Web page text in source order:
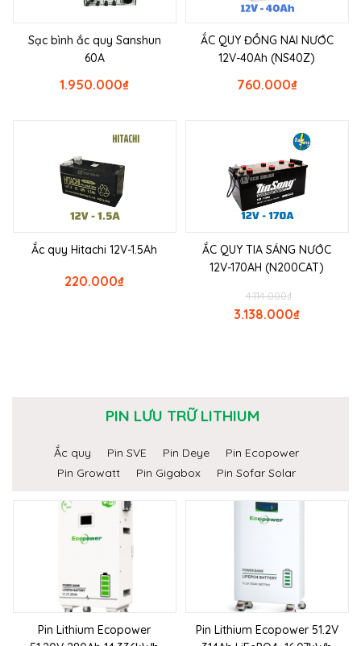
Sạc bình ắc quy Sanshun
60A
₫
1.950.000
ẮC QUY ĐỒNG NAI NƯỚC
12V-40Ah (NS40Z)
₫
760.000
Ắc quy Hitachi 12V-1.5Ah
₫
220.000
ẮC QUY TIA SÁNG NƯỚC
12V-170AH (N200CAT)
₫
4.114.000
₫
3.138.000
PIN LƯU TRỮ LITHIUM
Ắc quy Pin SVE Pin Deye
Pin Ecopower
Pin Growatt
Pin Gigabox Pin Sofar Solar
Pin Lithium Ecopower
Pin Lithium Ecopower 51.2V